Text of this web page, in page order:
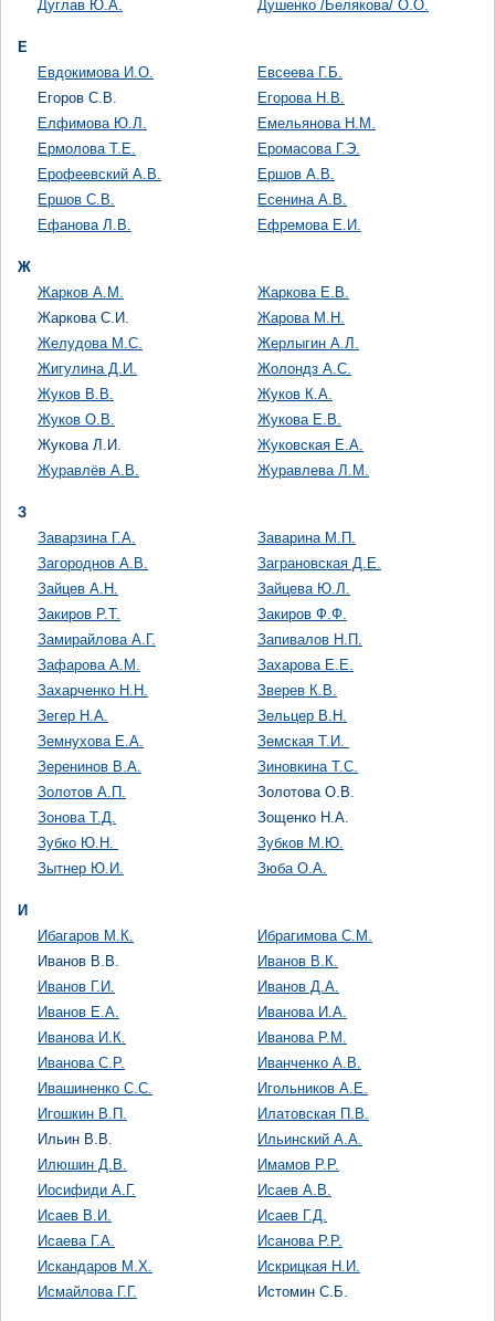
Дуглав Ю.А. Душенко /Белякова/ О.О.
Е
Евдокимова И.О.
Евсеева Г.Б.
Егоров С.В.
Егорова Н.В.
Елфимова Ю.Л.
Емельянова Н.М.
Ермолова Т.Е.
Еромасова Г.Э.
Ерофеевский А.В.
Ершов А.В.
Ершов С.В.
Есенина А.В.
Ефанова Л.В.
Ефремова Е.И.
Ж
Жарков А.М.
Жаркова Е.В.
Жаркова С.И.
Жарова М.Н.
Желудова М.С.
Жерлыгин А.Л.
Жигулина Д.И.
Жолондз А.С.
Жуков В.В.
Жуков К.А.
Жуков О.В.
Жукова Е.В.
Жукова Л.И.
Жуковская Е.А.
Журавлёв А.В.
Журавлева Л.М.
З
Заварзина Г.А.
Заварина М.П.
Загороднов А.В.
Заграновская Д.Е.
Зайцев А.Н.
Зайцева Ю.Л.
Закиров Р.Т.
Закиров Ф.Ф.
Замирайлова А.Г.
Запивалов Н.П.
Зафарова А.М.
Захарова Е.Е.
Захарченко Н.Н.
Зверев К.В.
Зегер Н.А.
Зельцер В.Н.
Земнухова Е.А.
Земская Т.И.
Зеренинов В.А.
Зиновкина Т.С.
Золотов А.П.
Золотова О.В.
Зонова Т.Д.
Зощенко Н.А.
Зубко Ю.Н.
Зубков М.Ю.
Зытнер Ю.И.
Зюба О.А.
И
Ибагаров М.К.
Ибрагимова С.М.
Иванов В.В.
Иванов В.К.
Иванов Г.И.
Иванов Д.А.
Иванов Е.А.
Иванова И.А.
Иванова И.К.
Иванова Р.М.
Иванова С.Р.
Иванченко А.В.
Ивашиненко С.С.
Игольников А.Е.
Игошкин В.П.
Илатовская П.В.
Ильин В.В.
Ильинский А.А.
Илюшин Д.В.
Имамов Р.Р.
Иосифиди А.Г.
Исаев А.В.
Исаев В.И.
Исаев Г.Д.
Исаева Г.А.
Исанова Р.Р.
Искандаров М.Х.
Искрицкая Н.И.
Исмайлова Г.Г.
Истомин С.Б.